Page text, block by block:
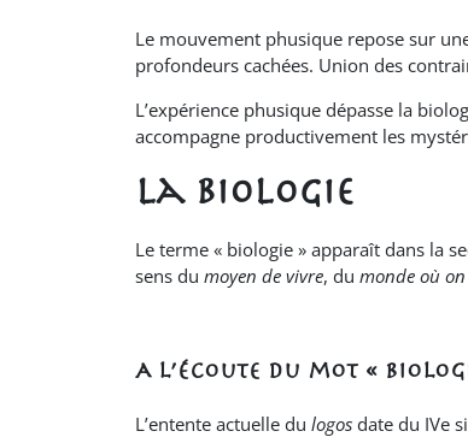
Le mouvement phusique repose sur
profondeurs cachées. Union des
L’expérience phusique dépasse la
accompagne productivement les
La biologie
Le terme « biologie » apparaît dans la
sens du moyen de vivre, du monde où
A l’écoute du mot «
L’entente actuelle du logos date du IVe